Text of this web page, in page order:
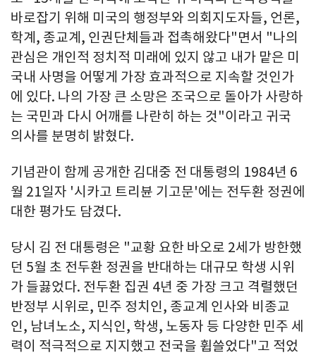
바로잡기 위해 미국의 행정부와 의회지도자들, 언론,
학계, 종교계, 인권단체들과 접촉해왔다"면서 "나의
관심은 개인적 정치적 미래에 있지 않고 내가 맡은 미
국내 사명을 어떻게 가장 효과적으로 지속할 것인가
에 있다. 나의 가장 큰 소망은 조국으로 돌아가 사랑하
는 국민과 다시 어깨를 나란히 하는 것"이라고 귀국
의사를 분명히 밝혔다.
기념관이 함께 공개한 김대중 전 대통령의 1984년 6
월 21일자 '시카고 트리뷴 기고문'에는 전두환 정권에
대한 평가도 담겼다.
당시 김 전 대통령은 "교황 요한 바오로 2세가 방한했
던 5월 초 전두환 정권을 반대하는 대규모 학생 시위
가 들끓었다. 전두환 집권 4년 중 가장 크고 격렬했던
반정부 시위로, 민주 정치인, 종교계 인사와 비종교
인, 남녀노소, 지식인, 학생, 노동자 등 다양한 민주 세
력이 적극적으로 지지했고 전국을 휩쓸었다"고 적었